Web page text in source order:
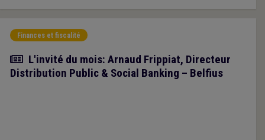
Finances et fiscalité
Article
L'invité du mois: Arnaud Frippiat, Directeur
Distribution Public & Social Banking – Belfius